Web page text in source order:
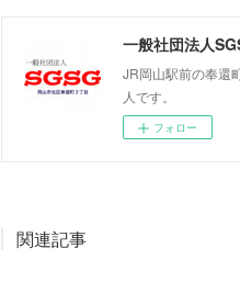
一般社団法人
JR岡山駅前の奉還
人です。
フォロー
関連記事